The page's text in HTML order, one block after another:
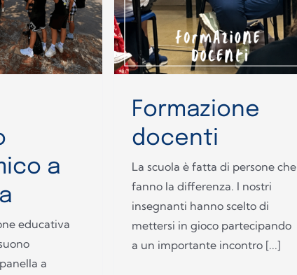
a
educativa
a
Formazione
docenti
La scuola è fatta di persone che
fanno la differenza. I nostri
insegnanti hanno scelto di
mettersi in gioco partecipando
a un importante incontro [...]